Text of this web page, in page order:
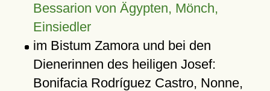
Bessarion von Ägypten, Mönch,
Einsiedler
im Bistum Zamora und bei den
Dienerinnen des heiligen Josef:
Bonifacia Rodríguez Castro, Nonne,